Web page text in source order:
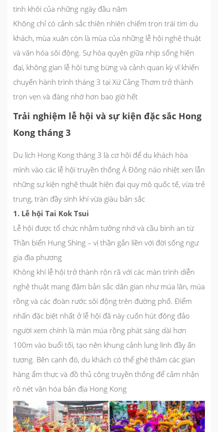
tinh khôi của những ngày đầu năm
Không chỉ có cảnh sắc thiên nhiên chiếm trọn trái tim du
khách, mùa xuân còn là mùa của những lễ hội nghệ thuật
và văn hóa sôi động. Sự hòa quyện giữa nhịp sống hiện
đại, không gian lễ hội tưng bừng và cảnh quan kỳ vĩ khiến
chuyến hành trình tháng 3 tại Xứ Cảng Thơm trở thành
trọn vẹn và đáng nhớ hơn bao giờ hết
Trải nghiệm lễ hội và sự kiện đặc sắc Hong
Kong tháng 3
Du lịch Hong Kong tháng 3 là cơ hội để du khách hòa
mình vào các lễ hội truyền thống Á Đông náo nhiệt xen lẫn
những sự kiện nghệ thuật hiện đại quy mô quốc tế, vừa trẻ
trung, tràn đầy sinh khí vừa giàu bản sắc
1. Lễ hội Tai Kok Tsui
Lễ hội được tổ chức nhằm tưởng nhớ và cầu bình an từ
Thần biển Hung Shing – vị thần gắn liền với đời sống ngư
gia địa phương
Không khí lễ hội trở thành rộn rã với các màn trình diễn
nghệ thuật mang đậm bản sắc dân gian như múa lân, múa
rồng và các đoàn rước sôi động trên đường phố. Điểm
nhấn đặc biệt nhất ở lễ hội đã này cuốn hút đông đảo
người xem chính là màn múa rồng phát sáng dài hơn
100m vào buổi tối, tạo nên khung cảnh lung linh đầy ấn
tượng. Bên cạnh đó, du khách có thể ghé thăm các gian
hàng ẩm thực và đồ thủ công truyền thống để cảm nhận
rõ nét văn hóa bản địa Hong Kong